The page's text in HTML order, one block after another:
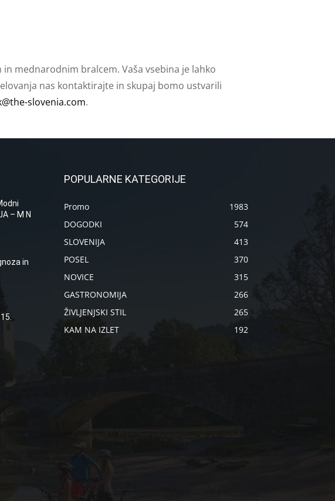
mednarodnim bralcem. Vaša vsebina je lahko
nas kontaktirajte in skupaj bomo ustvarili
slovenia.com.
– M N
in
POPULARNE KATEGORIJE
Promo
1983
DOGODKI
574
SLOVENIJA
413
POSEL
370
NOVICE
315
GASTRONOMIJA
266
ŽIVLJENJSKI STIL
265
KAM NA IZLET
192